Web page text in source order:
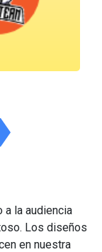
la audiencia
Los diseños
en nuestra